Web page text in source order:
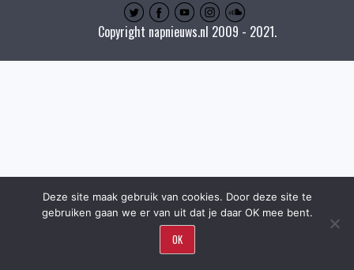
Copyright napnieuws.nl 2009 - 2021.
Deze site maak gebruik van cookies. Door deze site te
gebruiken gaan we er van uit dat je daar OK mee bent.
OK